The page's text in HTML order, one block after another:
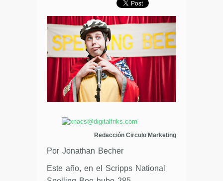
Redacción Circulo Marketing
Por Jonathan Becher
Este año, en el Scripps National